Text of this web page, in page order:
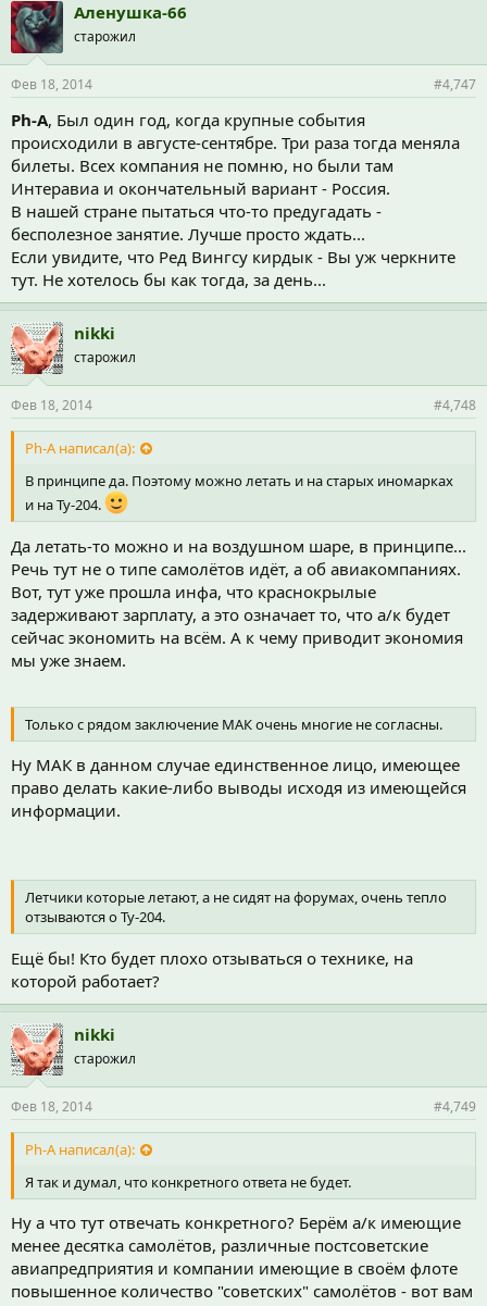
Аленушка-66
старожил
Фев 18, 2014 #4,747
Ph-A, Был один год, когда крупные события
происходили в августе-сентябре. Три раза тогда меняла
билеты. Всех компания не помню, но были там
Интеравиа и окончательный вариант - Россия.
В нашей стране пытаться что-то предугадать -
бесполезное занятие. Лучше просто ждать...
Если увидите, что Ред Вингсу кирдык - Вы уж черкните
тут. Не хотелось бы как тогда, за день...
nikki
старожил
Фев 18, 2014 #4,748
Ph-A написал(а):
В принципе да. Поэтому можно летать и на старых иномарках
и на Ту-204.
Да летать-то можно и на воздушном шаре, в принципе...
Речь тут не о типе самолётов идёт, а об авиакомпаниях.
Вот, тут уже прошла инфа, что краснокрылые
задерживают зарплату, а это означает то, что а/к будет
сейчас экономить на всём. А к чему приводит экономия
мы уже знаем.
Только с рядом заключение МАК очень многие не согласны.
Ну МАК в данном случае единственное лицо, имеющее
право делать какие-либо выводы исходя из имеющейся
информации.
Летчики которые летают, а не сидят на форумах, очень тепло
отзываются о Ту-204.
Ещё бы! Кто будет плохо отзываться о технике, на
которой работает?
nikki
старожил
Фев 18, 2014 #4,749
Ph-A написал(а):
Я так и думал, что конкретного ответа не будет.
Ну а что тут отвечать конкретного? Берём а/к имеющие
менее десятка самолётов, различные постсоветские
авиапредприятия и компании имеющие в своём флоте
повышенное количество "советских" самолётов - вот вам